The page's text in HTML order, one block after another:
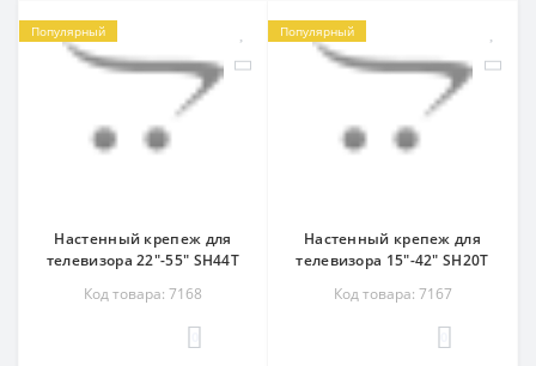
Популярный
Настенный крепеж для
телевизора 22"-55" SH44T
Код товара: 7168
Популярный
Настенный крепеж для
телевизора 15"-42" SH20T
Код товара: 7167